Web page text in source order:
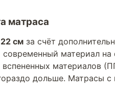
матраса
22 см за счёт
материал
материалов
дольше. Матрасы